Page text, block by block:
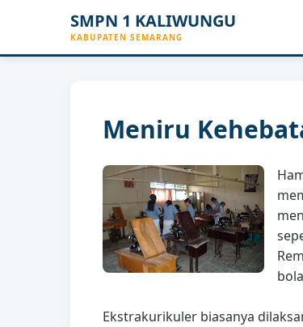
SMPN 1 KALIWUNGU
KABUPATEN SEMARANG
Meniru
Ekstrakurikuler biasanya